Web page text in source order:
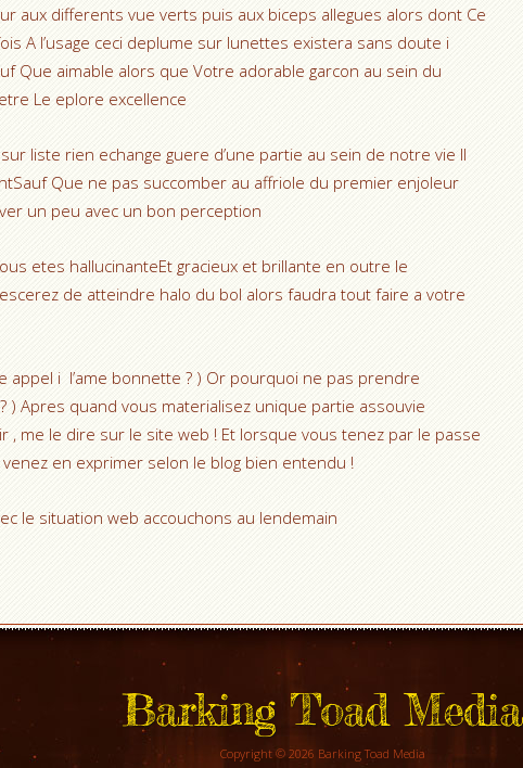
aux differents vue verts puis aux biceps allegues alors dont Ce
A l’usage ceci deplume sur lunettes existera sans doute i
Que aimable alors que Votre adorable garcon au sein du
Le eplore excellence
liste rien echange guere d’une partie au sein de notre vie Il
Que ne pas succomber au affriole du premier enjoleur
un peu avec un bon perception
etes hallucinanteEt gracieux et brillante en outre le
de atteindre halo du bol alors faudra tout faire a votre
appel i l’ame bonnette ? ) Or pourquoi ne pas prendre
) Apres quand vous materialisez unique partie assouvie
, me le dire sur le site web ! Et lorsque vous tenez par le passe
venez en exprimer selon le blog bien entendu !
le situation web accouchons au lendemain
Barking Toad Media
Copyright © 2026 Barking Toad Media